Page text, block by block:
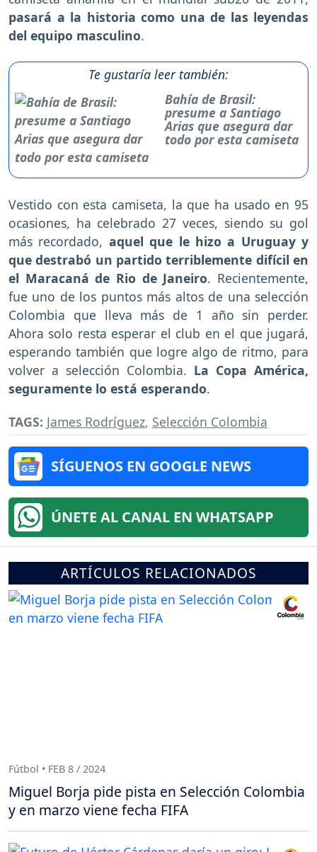
pasará a la historia como una de las leyendas
del equipo masculino.
Te gustaría leer también:
Bahía de Brasil:
presume a Santiago
Arias que asegura dar
todo por esta camiseta
Vestido con esta camiseta, la que ha usado en 95
ocasiones, ha celebrado 27 veces, siendo su gol
más recordado, aquel que le hizo a Uruguay y
que destrabó un partido terriblemente difícil en
el Maracaná de Rio de Janeiro. Recientemente,
fue uno de los puntos más altos de una selección
Colombia que lleva más de 1 año sin perder.
Ahora solo resta esperar el club en el que jugará,
esperando también que logre algo de ritmo, para
volver a selección Colombia. La Copa América,
seguramente lo está esperando.
TAGS: James Rodríguez, Selección Colombia
SÍGUENOS EN GOOGLE NEWS
ÚNETE AL CANAL EN WHATSAPP
ARTÍCULOS RELACIONADOS
Fútbol • FEB 8 / 2024
Miguel Borja pide pista en Selección Colombia
y en marzo viene fecha FIFA